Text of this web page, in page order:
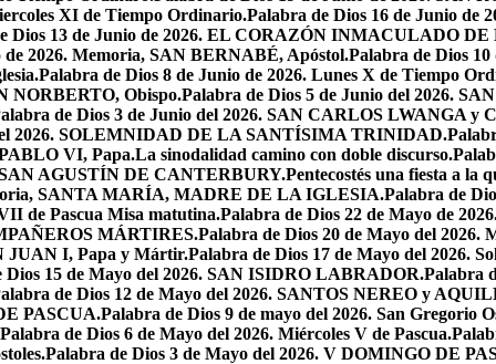
XI de Tiempo Ordinario.Palabra de Dios 16 de Junio de
Dios 13 de Junio de 2026. EL CORAZÓN INMACULADO
de 2026. Memoria, SAN BERNABÉ, Apóstol.Palabra de Dios
Palabra de Dios 8 de Junio de 2026. Lunes X de Tiempo
NORBERTO, Obispo.Palabra de Dios 5 de Junio del 2026.
de Dios 3 de Junio del 2026. SAN CARLOS LWANGA y
2026. SOLEMNIDAD DE LA SANTÍSIMA TRINIDAD.
VI, Papa.La sinodalidad camino con doble discurso.
SAN AGUSTÍN DE CANTERBURY.Pentecostés una fiesta a la
SANTA MARÍA, MADRE DE LA IGLESIA.Palabra de
de Pascua Misa matutina.Palabra de Dios 22 de Mayo de
MÁRTIRES.Palabra de Dios 20 de Mayo del 2026.
JUAN I, Papa y Mártir.Palabra de Dios 17 de Mayo del 2026.
Dios 15 de Mayo del 2026. SAN ISIDRO LABRADOR.Palabra
de Dios 12 de Mayo del 2026. SANTOS NEREO y
PASCUA.Palabra de Dios 9 de mayo del 2026. San Gregorio
Palabra de Dios 6 de Mayo del 2026. Miércoles V de Pascua.
Palabra de Dios 3 de Mayo del 2026. V DOMINGO DE